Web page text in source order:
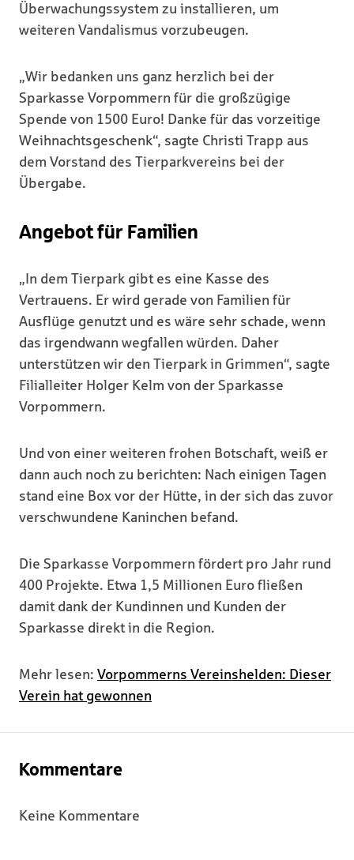
Überwachungssystem zu installieren, um
weiteren Vandalismus vorzubeugen.
„Wir bedanken uns ganz herzlich bei der
Sparkasse Vorpommern für die großzügige
Spende von 1500 Euro! Danke für das vorzeitige
Weihnachtsgeschenk“, sagte Christi Trapp aus
dem Vorstand des Tierparkvereins bei der
Übergabe.
Angebot für Familien
„In dem Tierpark gibt es eine Kasse des
Vertrauens. Er wird gerade von Familien für
Ausflüge genutzt und es wäre sehr schade, wenn
das irgendwann wegfallen würden. Daher
unterstützen wir den Tierpark in Grimmen“, sagte
Filialleiter Holger Kelm von der Sparkasse
Vorpommern.
Und von einer weiteren frohen Botschaft, weiß er
dann auch noch zu berichten: Nach einigen Tagen
stand eine Box vor der Hütte, in der sich das zuvor
verschwundene Kaninchen befand.
Die Sparkasse Vorpommern fördert pro Jahr rund
400 Projekte. Etwa 1,5 Millionen Euro fließen
damit dank der Kundinnen und Kunden der
Sparkasse direkt in die Region.
Mehr lesen: Vorpommerns Vereinshelden: Dieser
Verein hat gewonnen
Kommentare
Keine Kommentare